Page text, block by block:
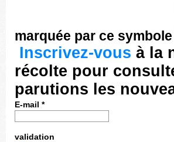
marquée par ce symbole
Inscrivez-vous à la
récolte pour
parutions les
E-mail *
validation